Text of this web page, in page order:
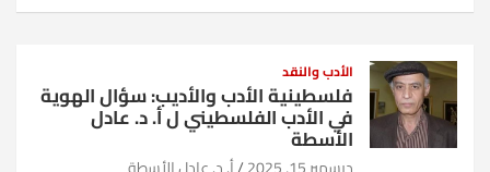
الأدب والنقد
فلسطينية الأدب والأديب: سؤال الهوية
في الأدب الفلسطيني ل أ. د. عادل
الأسطة